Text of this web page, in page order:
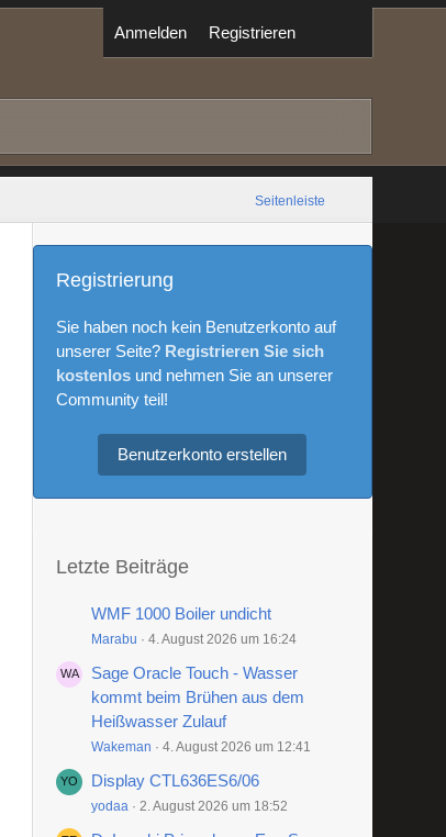
Anmelden Registrieren
Seitenleiste
Registrierung
Sie haben noch kein Benutzerkonto auf
unserer Seite? Registrieren Sie sich
kostenlosund nehmen Sie an unserer
Community teil!
Benutzerkonto erstellen
Letzte Beiträge
WMF 1000 Boiler undicht
Marabu 4. August 2026 um 16:24
Sage Oracle Touch - Wasser
kommt beim Brühen aus dem
Heißwasser Zulauf
Wakeman 4. August 2026 um 12:41
Display CTL636ES6/06
yodaa 2. August 2026 um 18:52